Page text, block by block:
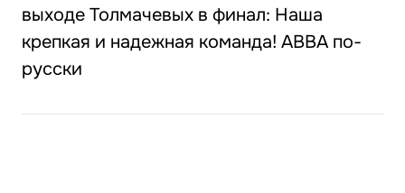
выходе Толмачевых в финал: Наша
крепкая и надежная команда! ABBA по-
русски